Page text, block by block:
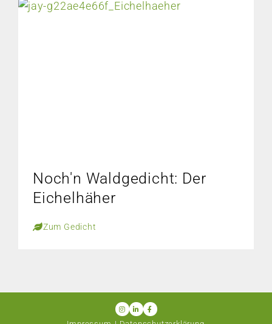
Noch'n Waldgedicht: Der
Eichelhäher
Zum Gedicht